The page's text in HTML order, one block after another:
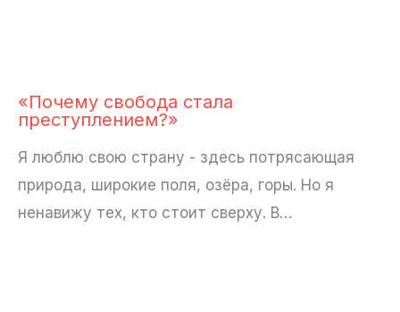
«Почему свобода стала
преступлением?»
Я люблю свою страну - здесь потрясающая
природа, широкие поля, озёра, горы. Но я
ненавижу тех, кто стоит сверху. В…